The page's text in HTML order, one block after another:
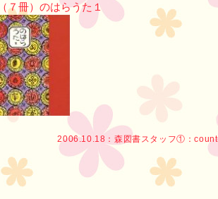
（７冊）のはらうた１
2006.10.18： 森図書スタッフ① ：